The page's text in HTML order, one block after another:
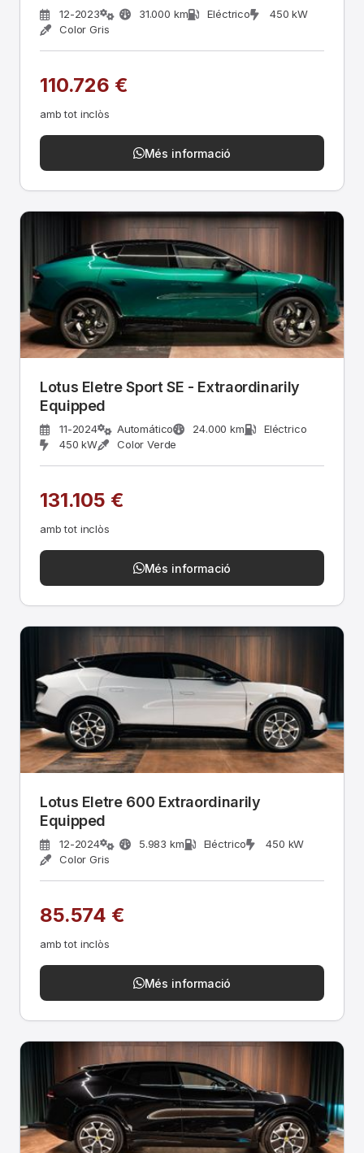
12-2023 31.000 km Eléctrico
450 kW
Color Gris
110.726 €
amb tot inclòs
Més informació
Lotus Eletre Sport SE - Extraordinarily
Equipped
11-2024 Automático 24.000 km
Eléctrico
450 kW
Color Verde
131.105 €
amb tot inclòs
Més informació
Lotus Eletre 600 Extraordinarily
Equipped
12-2024 5.983 km Eléctrico
450 kW
Color Gris
85.574 €
amb tot inclòs
Més informació